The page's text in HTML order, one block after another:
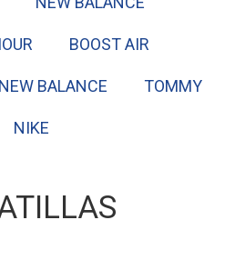
BOOST AIR
NEW BALANCE TOMMY
NIKE